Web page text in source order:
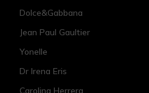
Dolce&Gabbana
Jean Paul Gaultier
Yonelle
Dr Irena Eris
Carolina Herrera